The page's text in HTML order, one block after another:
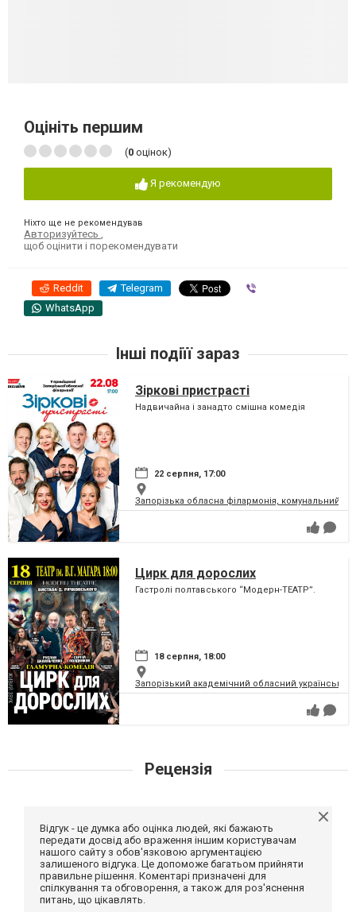
Оцініть першим
(0 оцінок)
Я рекомендую
Ніхто ще не рекомендував
Авторизуйтесь
щоб оцінити і порекомендувати
Reddit Telegram
WhatsApp
Інші подіїї зараз
Зіркові пристрасті
Надвичайна і занадто смішна комедія
22 серпня, 17:00
Запорізька обласна філармонія, комунальний
Цирк для дорослих
Гастролі полтавського “Модерн-ТЕАТР”.
18 серпня, 18:00
Запорізький академічний обласний
Рецензія
Відгук - це думка або оцінка людей, які бажають
передати досвід або враження іншим користувачам
нашого сайту з обов'язковою аргументацією
залишеного відгука. Це допоможе багатьом прийняти
правильне рішення. Коментарі призначені для
спілкування та обговорення, а також для роз'яснення
питань, що цікавлять.